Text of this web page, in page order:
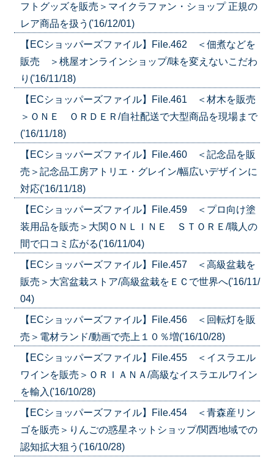
フトグッズを販売＞マイクラファン・ショップ 正規の
レア商品を扱う('16/12/01)
【ECショッパーズファイル】File.462 ＜佃煮などを
販売 ＞桃屋オンラインショップ/味を変えないこだわ
り('16/11/18)
【ECショッパーズファイル】File.461 ＜材木を販売
＞ＯＮＥ ＯＲＤＥＲ/自社配送で大型商品を現場まで
('16/11/18)
【ECショッパーズファイル】File.460 ＜記念品を販
売＞記念品工房アトリエ・グレイン/幅広いデザインに
対応('16/11/18)
【ECショッパーズファイル】File.459 ＜プロ向け塗
装用品を販売＞大関ＯＮＬＩＮＥ ＳＴＯＲＥ/職人の
間で口コミ広がる('16/11/04)
【ECショッパーズファイル】File.457 ＜高級盆栽を
販売＞大宮盆栽ストア/高級盆栽をＥＣで世界へ('16/11/
04)
【ECショッパーズファイル】File.456 ＜回転灯を販
売＞電材ランド/動画で売上１０％増('16/10/28)
【ECショッパーズファイル】File.455 ＜イスラエル
ワインを販売＞ＯＲＩＡＮＡ/高級なイスラエルワイン
を輸入('16/10/28)
【ECショッパーズファイル】File.454 ＜青森産リン
ゴを販売＞りんごの惑星ネットショップ/関西地域での
認知拡大狙う('16/10/28)